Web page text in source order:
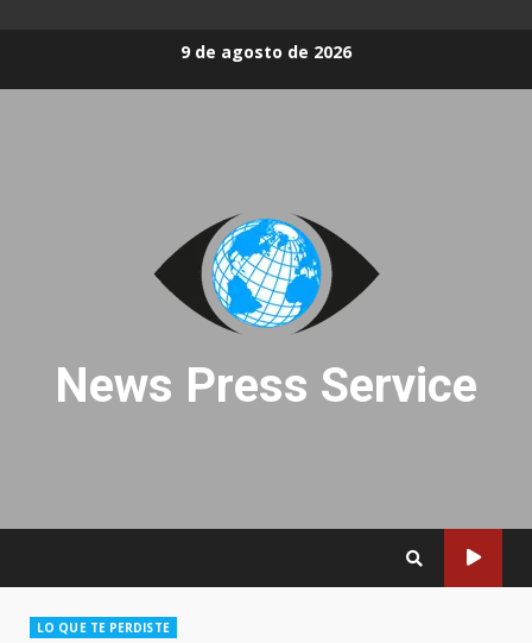
9 de agosto de 2026
News Press Service
LO QUE TE PERDISTE